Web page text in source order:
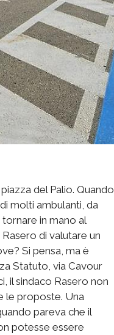
del Palio. Quando
molti ambulanti, da
in mano al
di valutare un
Si pensa, ma è
Statuto, via Cavour
il sindaco Rasero non
le proposte. Una
pareva che il
potesse essere